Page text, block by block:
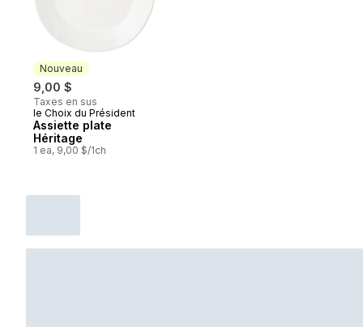
Nouveau
9,00 $
Taxes en sus
Nouveau
le Choix du Président
Assiette plate
Héritage
1 ea, 9,00 $/1ch